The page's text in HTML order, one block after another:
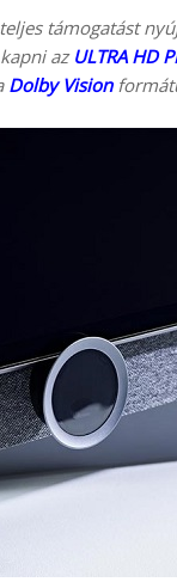
támogatást
az ULTRA HD
Dolby Vision